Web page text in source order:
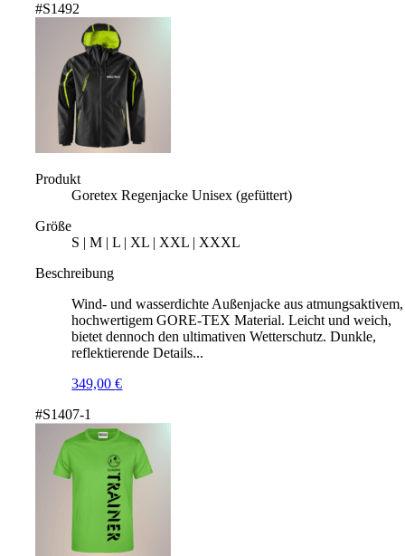
#S1492
Produkt
Goretex Regenjacke Unisex (gefüttert)
Größe
S | M | L | XL | XXL | XXXL
Beschreibung
Wind- und wasserdichte Außenjacke aus atmungsaktivem,
hochwertigem GORE-TEX Material. Leicht und weich,
bietet dennoch den ultimativen Wetterschutz. Dunkle,
reflektierende Details...
349,00€
#S1407-1